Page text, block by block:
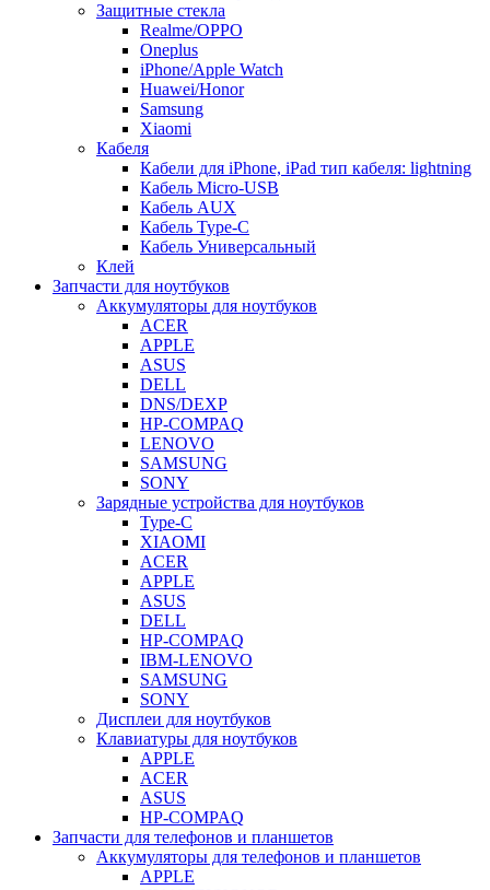
Защитные стекла
Realme/OPPO
Oneplus
iPhone/Apple Watch
Huawei/Honor
Samsung
Xiaomi
Кабеля
Кабели для iPhone, iPad тип кабеля: lightning
Кабель Micro-USB
Кабель AUX
Кабель Type-C
Кабель Универсальный
Клей
Запчасти для ноутбуков
Аккумуляторы для ноутбуков
ACER
APPLE
ASUS
DELL
DNS/DEXP
HP-COMPAQ
LENOVO
SAMSUNG
SONY
Зарядные устройства для ноутбуков
Type-C
XIAOMI
ACER
APPLE
ASUS
DELL
HP-COMPAQ
IBM-LENOVO
SAMSUNG
SONY
Дисплеи для ноутбуков
Клавиатуры для ноутбуков
APPLE
ACER
ASUS
HP-COMPAQ
Запчасти для телефонов и планшетов
Аккумуляторы для телефонов и планшетов
APPLE